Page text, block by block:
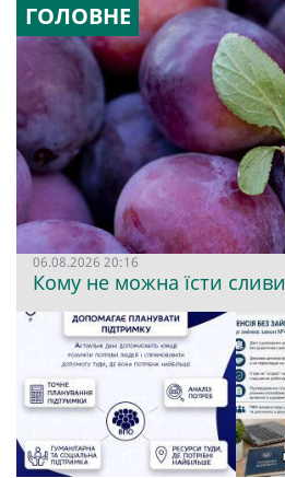
ГОЛОВНЕ
06.08.2026 20:16
Кому не можна їсти сливи